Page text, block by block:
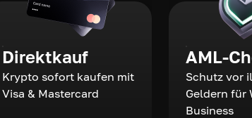
Direktkauf
Krypto sofort kaufen mit
Visa & Mastercard
AML-
Schutz vor
Geldern für
Business